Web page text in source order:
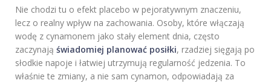
Nie chodzi tu o efekt placebo w pejoratywnym znaczeniu,
lecz o realny wpływ na zachowania. Osoby, które włączają
wodę z cynamonem jako stały element dnia, często
zaczynają świadomiej planować posiłki, rzadziej sięgają po
słodkie napoje i łatwiej utrzymują regularność jedzenia. To
właśnie te zmiany, a nie sam cynamon, odpowiadają za